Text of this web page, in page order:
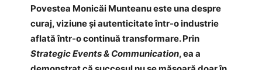
Povestea Monicăi Munteanu este una despre
curaj, viziune și autenticitate într-o industrie
aflată într-o continuă transformare. Prin
Strategic Events & Communication, ea a